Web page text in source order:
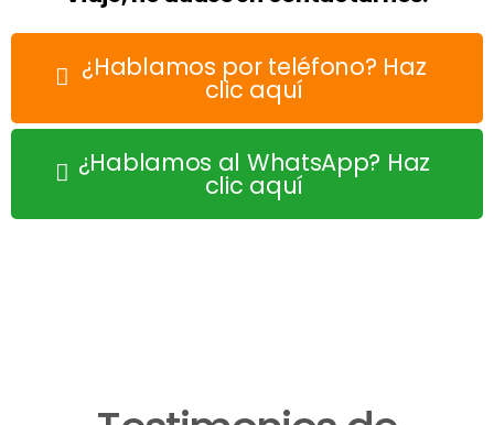
¿Hablamos por teléfono? Haz
clic aquí
¿Hablamos al WhatsApp? Haz
clic aquí